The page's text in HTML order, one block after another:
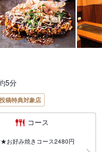
5分
稿特典対象店
コース
お好み焼きコース2480円